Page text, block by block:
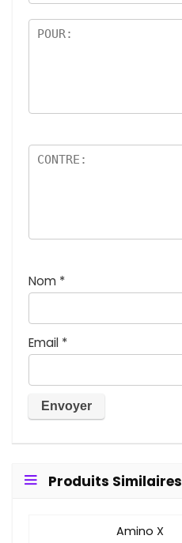
Nom *
Email *
Produits Similaires
Amino X